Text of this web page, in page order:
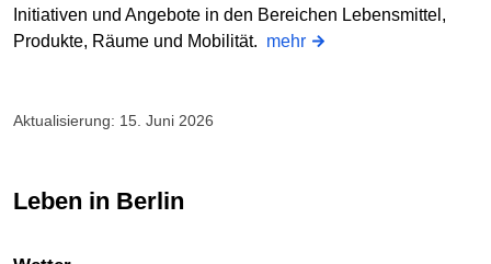
Initiativen und Angebote in den Bereichen Lebensmittel,
Produkte, Räume und Mobilität. mehr
Aktualisierung: 15. Juni 2026
Leben in Berlin